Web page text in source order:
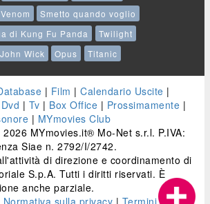
Venom
Smetto quando voglio
di Kung Fu Panda
Twilight
John Wick Opus Titanic
| Film | Calendario Uscite |
Dvd | Tv | Box Office | Prossimamente |
| MYmovies Club
MYmovies.it® Mo-Net s.r.l. P.IVA:
Siae n. 2792/I/2742.
di direzione e coordinamento di
S.p.A. Tutti i diritti riservati. È
anche parziale.
Normativa sulla privacy | Termini e